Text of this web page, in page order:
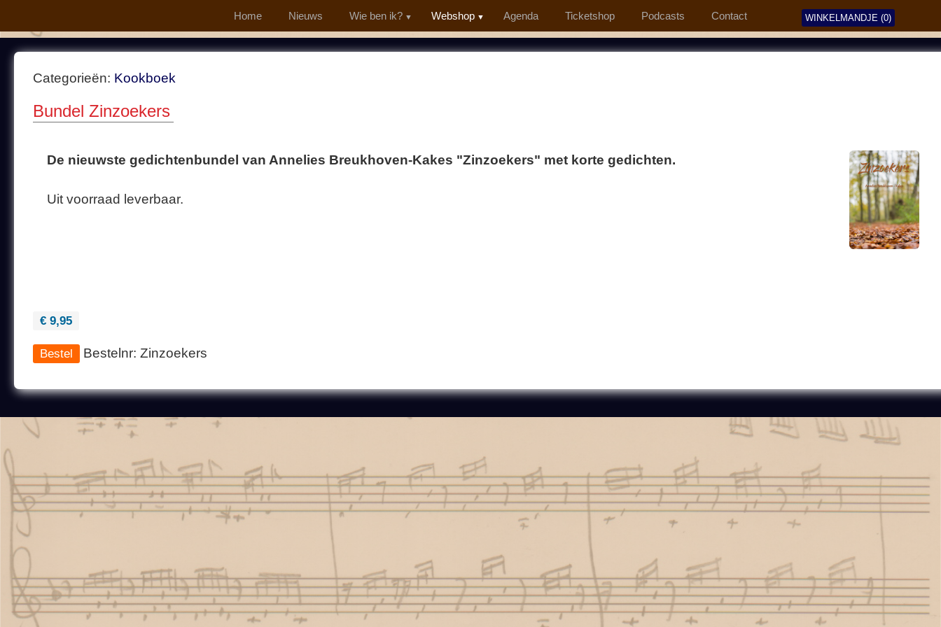
Home Nieuws Wie ben ik? Webshop Agenda Ticketshop Podcasts Contact WINKELMANDJE (0)
Categorieën: Kookboek
Bundel Zinzoekers
De nieuwste gedichtenbundel van Annelies Breukhoven-Kakes "Zinzoekers" met korte gedichten.
Uit voorraad leverbaar.
€ 9,95
Bestelnr: Zinzoekers